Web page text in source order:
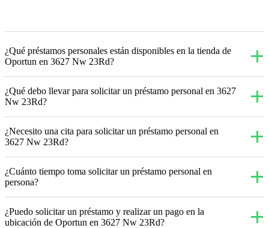
¿Qué préstamos personales están disponibles en la tienda de
Oportun en 3627 Nw 23Rd?
¿Qué debo llevar para solicitar un préstamo personal en 3627
Nw 23Rd?
¿Necesito una cita para solicitar un préstamo personal en
3627 Nw 23Rd?
¿Cuánto tiempo toma solicitar un préstamo personal en
persona?
¿Puedo solicitar un préstamo y realizar un pago en la
ubicación de Oportun en 3627 Nw 23Rd?